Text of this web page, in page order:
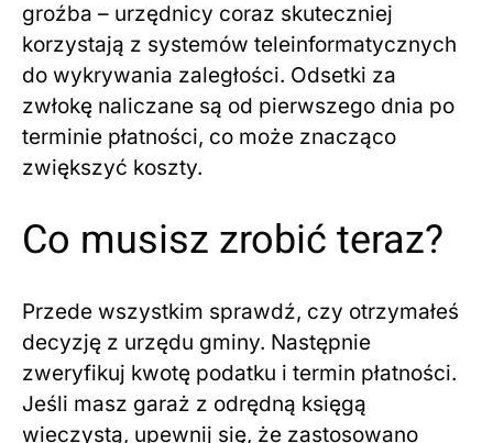
groźba – urzędnicy coraz skuteczniej
korzystają z systemów teleinformatycznych
do wykrywania zaległości. Odsetki za
zwłokę naliczane są od pierwszego dnia po
terminie płatności, co może znacząco
zwiększyć koszty.
Co musisz zrobić teraz?
Przede wszystkim sprawdź, czy otrzymałeś
decyzję z urzędu gminy. Następnie
zweryfikuj kwotę podatku i termin płatności.
Jeśli masz garaż z odrędną księgą
wieczystą, upewnij się, że zastosowano